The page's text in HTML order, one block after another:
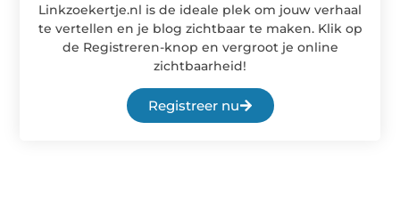
Linkzoekertje.nl is de ideale plek om jouw verhaal
te vertellen en je blog zichtbaar te maken. Klik op
de Registreren-knop en vergroot je online
zichtbaarheid!
Registreer nu